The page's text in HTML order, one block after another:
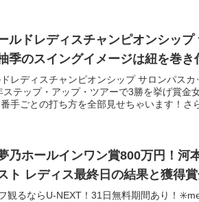
ールドレディスチャンピオンシッ
季のスイングイメージは紐を巻き
レディスチャンピオンシップ サロンパスカ
ステップ・アップ・ツアーで3勝を挙げ賞金
手ごとの打ち方を全部見せちゃいます！さ
乃ホールインワン賞800万円！河
ト レディス最終日の結果と獲得
観るならU-NEXT！31日無料期間あり！